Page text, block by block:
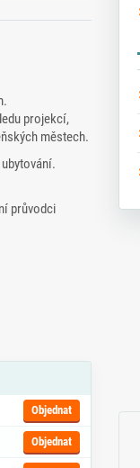
projekcí,
městech.
průvodci
Objednat
Objednat